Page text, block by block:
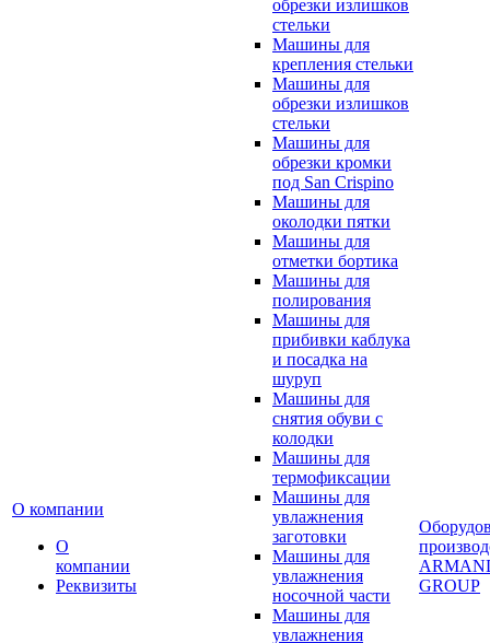
О компании
О
компании
Реквизиты
обрезки излишков
стельки
Машины для
крепления стельки
Машины для
обрезки излишков
стельки
Машины для
обрезки кромки
под San Crispino
Машины для
околодки пятки
Машины для
отметки бортика
Машины для
полирования
Машины для
прибивки каблука
и посадка на
шуруп
Машины для
снятия обуви с
колодки
Машины для
термофиксации
Машины для
увлажнения
заготовки
Машины для
увлажнения
носочной части
Машины для
увлажнения
GROUP